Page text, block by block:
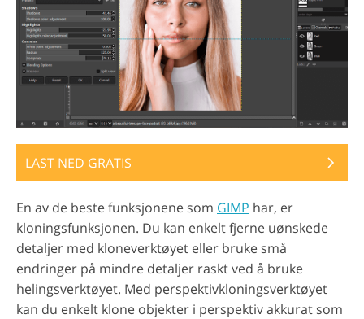
LAST NED GRATIS
En av de beste funksjonene som GIMP har, er
kloningsfunksjonen. Du kan enkelt fjerne uønskede
detaljer med kloneverktøyet eller bruke små
endringer på mindre detaljer raskt ved å bruke
helingsverktøyet. Med perspektivkloningsverktøyet
kan du enkelt klone objekter i perspektiv akkurat som